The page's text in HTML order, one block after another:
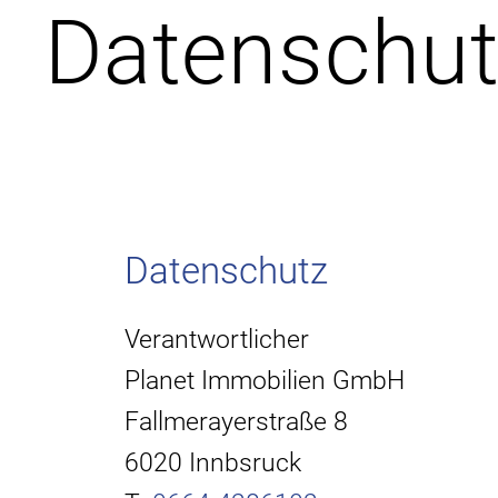
Datenschutz
Verantwortlicher
Planet Immobilien GmbH
Fallmerayerstraße 8
6020 Innbsruck